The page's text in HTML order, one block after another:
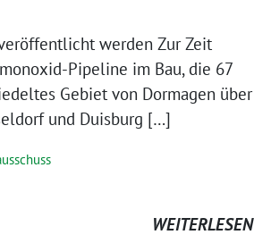
werden Zur Zeit
Pipeline im Bau, die 67
Gebiet von Dormagen über
und Duisburg […]
WEITERLESEN